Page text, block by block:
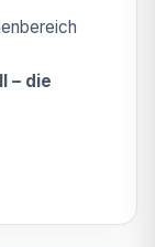
– die